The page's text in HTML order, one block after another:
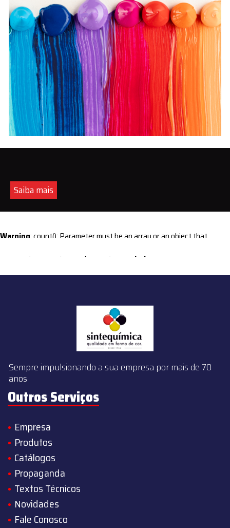
Saiba mais
Warning: count(): Parameter must be an array or an object that
content/themes/sintequimica/index.php
Sempre impulsionando a sua empresa por mais de 70
anos
Outros Serviços
Empresa
Produtos
Catálogos
Propaganda
Textos Técnicos
Novidades
Fale Conosco